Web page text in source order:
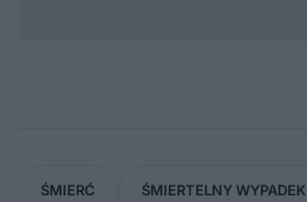
ŚMIERĆ ŚMIERTELNY WYPADEK